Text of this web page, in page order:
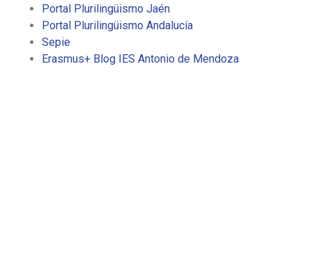
Portal Plurilingüismo Jaén
Portal Plurilingüismo Andalucía
Sepie
Erasmus+ Blog IES Antonio de Mendoza